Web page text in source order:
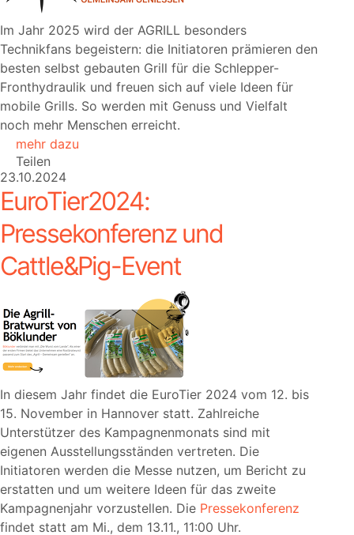
Im Jahr 2025 wird der AGRILL besonders
Technikfans begeistern: die Initiatoren prämieren den
besten selbst gebauten Grill für die Schlepper-
Fronthydraulik und freuen sich auf viele Ideen für
mobile Grills. So werden mit Genuss und Vielfalt
noch mehr Menschen erreicht.
mehr dazu
Teilen
23.10.2024
EuroTier2024:
Pressekonferenz und
Cattle&Pig-Event
In diesem Jahr findet die EuroTier 2024 vom 12. bis
15. November in Hannover statt. Zahlreiche
Unterstützer des Kampagnenmonats sind mit
eigenen Ausstellungsständen vertreten. Die
Initiatoren werden die Messe nutzen, um Bericht zu
erstatten und um weitere Ideen für das zweite
Kampagnenjahr vorzustellen. Die Pressekonferenz
findet statt am Mi., dem 13.11., 11:00 Uhr.